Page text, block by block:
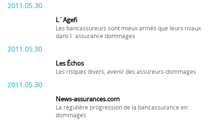
2011.05.30
L´Agefi
Les bancassureurs sont mieux armés que leurs rivaux
dans l´assurance dommages
2011.05.30
Les Échos
Les risques divers, avenir des assureurs-dommages
2011.05.30
News-assurances.com
La régulière progression de la bancassurance en
dommages